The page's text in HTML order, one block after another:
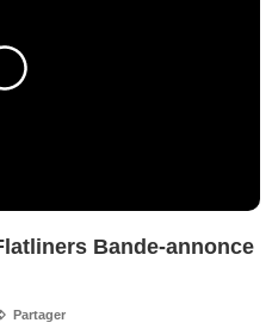
Bande-annonce
Partager